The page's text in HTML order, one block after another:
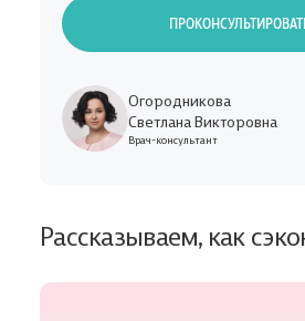
Огородникова
Светлана Викторовна
Врач-консультант
Рассказываем, как